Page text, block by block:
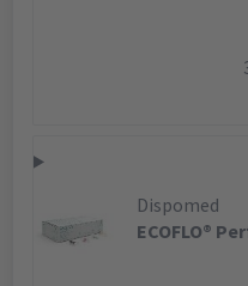
Dispomed
ECOFLO®